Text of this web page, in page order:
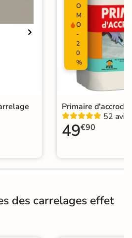
Choix
O
M
O
-
2
0
%
Primaire
52 avis
49€90
des carrelages effet